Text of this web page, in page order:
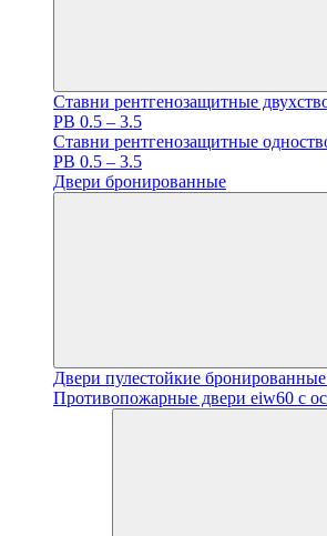
Ставни рентгенозащитные
PB 0.5 – 3.5
Ставни рентгенозащитные
PB 0.5 – 3.5
Двери бронированные
Двери пулестойкие
Противопожарные двери eiw60 с